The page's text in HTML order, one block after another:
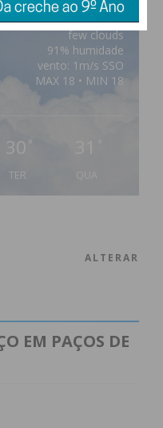
few clouds
91% humidade
vento: 1m/s SSO
MAX 18 • MIN 18
30 °
TER
ALTERAR
EM PAÇOS DE